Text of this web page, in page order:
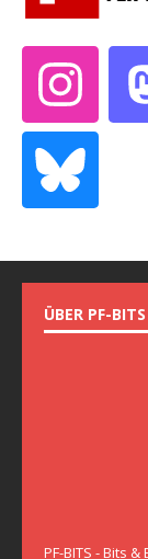
ÜBER PF-BITS
PF-BITS - Bits